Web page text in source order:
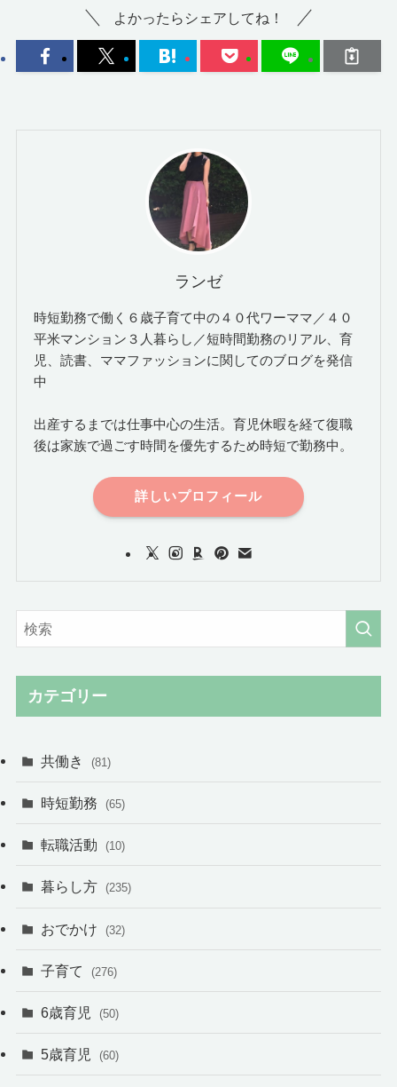
よかったらシェアしてね！
ランゼ
時短勤務で働く６歳子育て中の４０代ワーママ／４０
平米マンション３人暮らし／短時間勤務のリアル、育
児、読書、ママファッションに関してのブログを発信
中
出産するまでは仕事中心の生活。育児休暇を経て復職
後は家族で過ごす時間を優先するため時短で勤務中。
詳しいプロフィール
カテゴリー
共働き (81)
時短勤務 (65)
転職活動 (10)
暮らし方 (235)
おでかけ (32)
子育て (276)
6歳育児 (50)
5歳育児 (60)